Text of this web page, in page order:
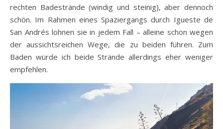
rechten Badestrände (windig und steinig), aber dennoch
schön. Im Rahmen eines Spaziergangs durch Igueste de
San Andrés lohnen sie in jedem Fall – alleine schon wegen
der aussichtsreichen Wege, die zu beiden führen. Zum
Baden würde ich beide Strände allerdings eher weniger
empfehlen.